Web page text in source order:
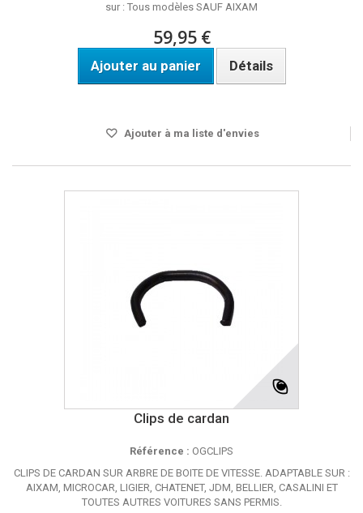
sur : Tous modèles SAUF AIXAM
59,95 €
Ajouter au panier Détails
Ajouter à ma liste d'envies
Clips de cardan
Référence : OGCLIPS
CLIPS DE CARDAN SUR ARBRE DE BOITE DE VITESSE. ADAPTABLE SUR :
AIXAM, MICROCAR, LIGIER, CHATENET, JDM, BELLIER, CASALINI ET
TOUTES AUTRES VOITURES SANS PERMIS.